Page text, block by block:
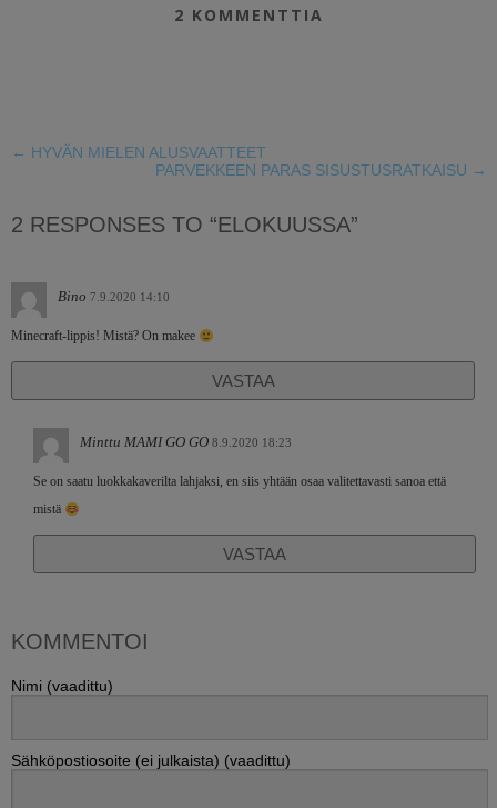
2 KOMMENTTIA
← HYVÄN MIELEN ALUSVAATTEET
PARVEKKEEN PARAS SISUSTUSRATKAISU →
2 RESPONSES TO “ELOKUUSSA”
Bino 7.9.2020 14:10
Minecraft-lippis! Mistä? On makee
VASTAA
Minttu MAMI GO GO 8.9.2020 18:23
Se on saatu luokkakaverilta lahjaksi, en siis yhtään osaa valitettavasti sanoa että
mistä
VASTAA
KOMMENTOI
Nimi (vaadittu)
Sähköpostiosoite (ei julkaista) (vaadittu)